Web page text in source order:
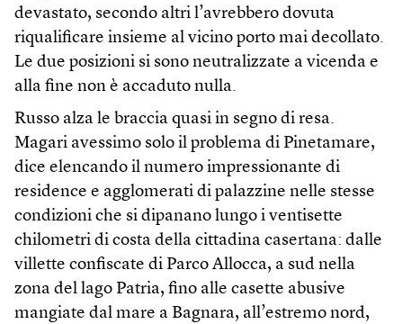
devastato, secondo altri l’avrebbero dovuta
riqualificare insieme al vicino porto mai decollato.
Le due posizioni si sono neutralizzate a vicenda e
alla fine non è accaduto nulla.
Russo alza le braccia quasi in segno di resa.
Magari avessimo solo il problema di Pinetamare,
dice elencando il numero impressionante di
residence e agglomerati di palazzine nelle stesse
condizioni che si dipanano lungo i ventisette
chilometri di costa della cittadina casertana: dalle
villette confiscate di Parco Allocca, a sud nella
zona del lago Patria, fino alle casette abusive
mangiate dal mare a Bagnara, all’estremo nord,